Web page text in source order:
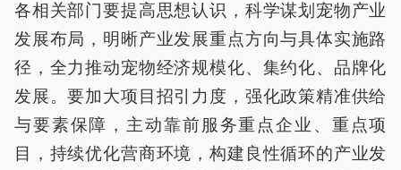
各相关部门要提高思想认识，科学谋划宠物产业
发展布局，明晰产业发展重点方向与具体实施路
径，全力推动宠物经济规模化、集约化、品牌化
发展。要加大项目招引力度，强化政策精准供给
与要素保障，主动靠前服务重点企业、重点项
目，持续优化营商环境，构建良性循环的产业发